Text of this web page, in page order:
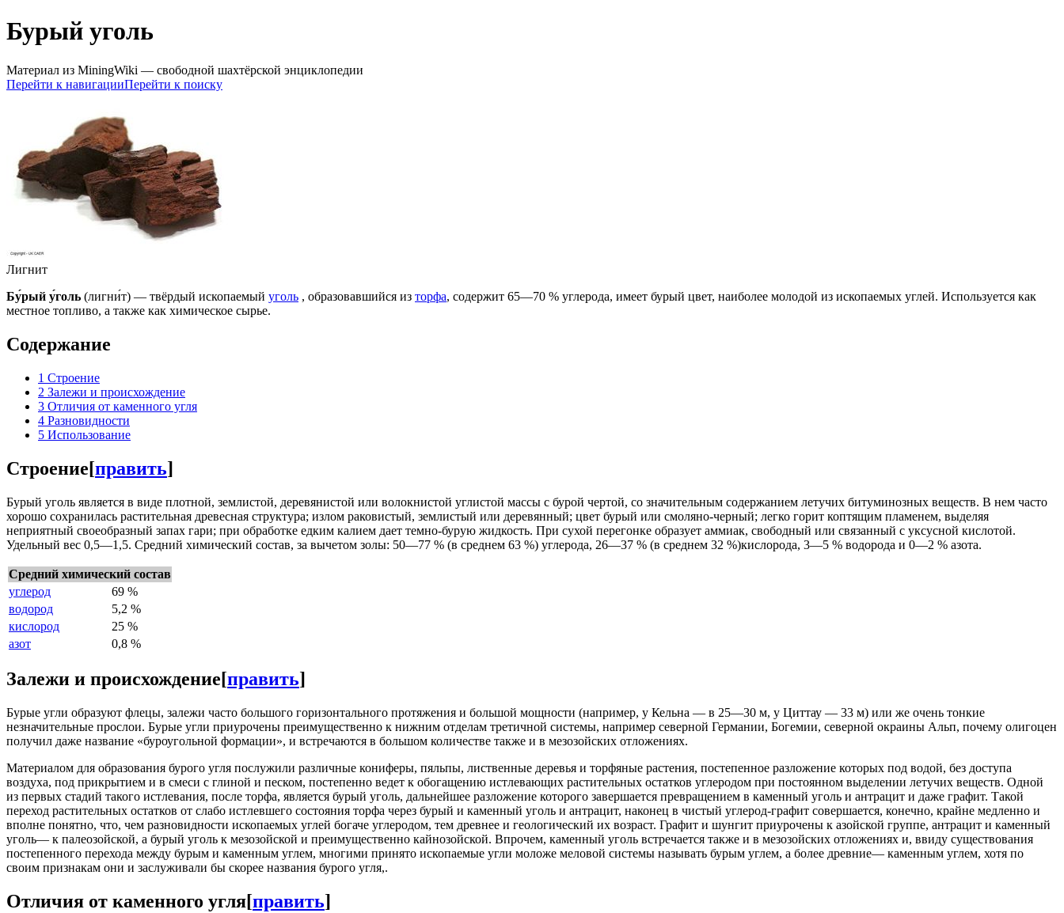
Бурый уголь
Материал из MiningWiki — свободной шахтёрской энциклопедии
Перейти к навигацииПерейти к поиску
Лигнит
Бу́рый у́голь (лигни́т) — твёрдый ископаемый уголь , образовавшийся из торфа, содержит 65—70 % углерода, имеет бурый цвет, наиболее молодой из ископаемых углей. Используется как
местное топливо, а также как химическое сырье.
Содержание
1 Строение
2 Залежи и происхождение
3 Отличия от каменного угля
4 Разновидности
5 Использование
Строение[править]
Бурый уголь является в виде плотной, землистой, деревянистой или волокнистой углистой массы с бурой чертой, со значительным содержанием летучих битуминозных веществ. В нем часто
хорошо сохранилась растительная древесная структура; излом раковистый, землистый или деревянный; цвет бурый или смоляно-черный; легко горит коптящим пламенем, выделяя
неприятный своеобразный запах гари; при обработке едким калием дает темно-бурую жидкость. При сухой перегонке образует аммиак, свободный или связанный с уксусной кислотой.
Удельный вес 0,5—1,5. Средний химический состав, за вычетом золы: 50—77 % (в среднем 63 %) углерода, 26—37 % (в среднем 32 %)кислорода, 3—5 % водорода и 0—2 % азота.
Средний химический состав
углерод
69 %
водород
5,2 %
кислород
25 %
азот
0,8 %
Залежи и происхождение[править]
Бурые угли образуют флецы, залежи часто большого горизонтального протяжения и большой мощности (например, у Кельна — в 25—30 м, у Циттау — 33 м) или же очень тонкие
незначительные прослои. Бурые угли приурочены преимущественно к нижним отделам третичной системы, например северной Германии, Богемии, северной окраины Альп, почему олигоцен
получил даже название «буроугольной формации», и встречаются в большом количестве также и в мезозойских отложениях.
Материалом для образования бурого угля послужили различные кониферы, пяльпы, лиственные деревья и торфяные растения, постепенное разложение которых под водой, без доступа
воздуха, под прикрытием и в смеси с глиной и песком, постепенно ведет к обогащению истлевающих растительных остатков углеродом при постоянном выделении летучих веществ. Одной
из первых стадий такого истлевания, после торфа, является бурый уголь, дальнейшее разложение которого завершается превращением в каменный уголь и антрацит и даже графит. Такой
переход растительных остатков от слабо истлевшего состояния торфа через бурый и каменный уголь и антрацит, наконец в чистый углерод-графит совершается, конечно, крайне медленно и
вполне понятно, что, чем разновидности ископаемых углей богаче углеродом, тем древнее и геологический их возраст. Графит и шунгит приурочены к азойской группе, антрацит и каменный
уголь— к палеозойской, а бурый уголь к мезозойской и преимущественно кайнозойской. Впрочем, каменный уголь встречается также и в мезозойских отложениях и, ввиду существования
постепенного перехода между бурым и каменным углем, многими принято ископаемые угли моложе меловой системы называть бурым углем, а более древние— каменным углем, хотя по
своим признакам они и заслуживали бы скорее названия бурого угля,.
Отличия от каменного угля[править]